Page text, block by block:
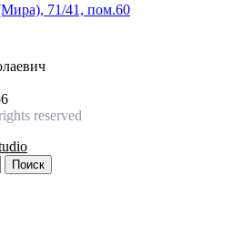
71/41, пом.60
reserved
Поиск